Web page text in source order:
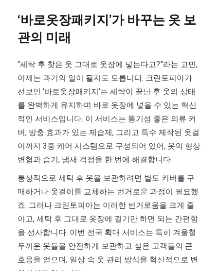
‘바로옷장패키지’가 바꾸는 옷 보
관의 미래
“세탁 후 찾은 옷 그대로 옷장에 넣는다고?”라는 고민,
이제는 과거의 일이 될지도 모릅니다. 크린토피아가
선보인 ‘바로옷장패키지’는 세탁이 끝난 후 옷의 상태
를 완벽하게 유지하며 바로 옷장에 넣을 수 있는 혁신
적인 서비스입니다. 이 서비스는 통기성 좋은 의류 커
버, 방충 효과가 있는 제습제, 그리고 특수 제작된 옷걸
이까지 3중 케어 시스템으로 구성되어 있어, 옷의 형상
변형과 습기, 냄새 걱정을 한 번에 해결합니다.
통상적으로 세탁 후 옷을 보관하려면 별도 커버를 구
매하거나 옷걸이를 교체하는 번거로운 과정이 필요했
죠. 그러나 크린토피아는 이러한 번거로움을 크게 줄
이고, 세탁 후 그대로 옷장에 걸기만 하면 되는 간편함
을 선사합니다. 이번 전국 확대 서비스는 특히 겨울철
두꺼운 옷들을 안전하게 보관하고 싶은 고객들의 큰
호응을 얻으며, 일상 속 옷 관리 방식을 혁신적으로 변